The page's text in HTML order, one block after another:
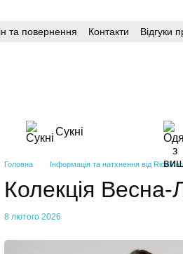
та повернення Контакти Відгуки
Сукні
Головна Інформація та натхнення від
Колекція Весна-
8 лютого 2026